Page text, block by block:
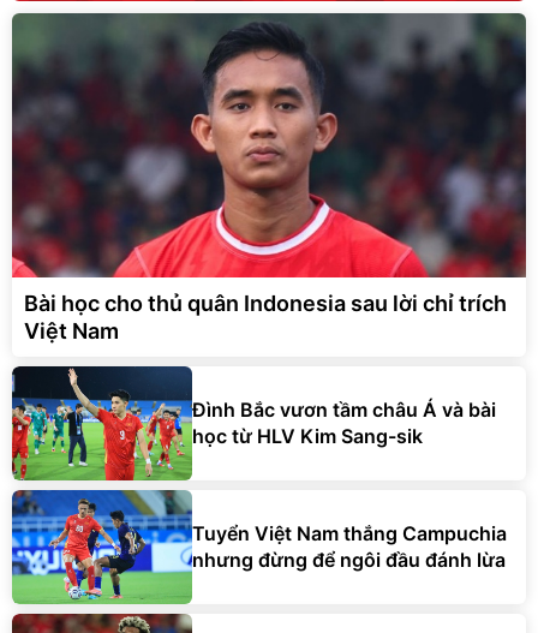
Bài học cho thủ quân Indonesia sau lời chỉ trích
Việt Nam
Đình Bắc vươn tầm châu Á và bài
học từ HLV Kim Sang-sik
Tuyển Việt Nam thắng Campuchia
nhưng đừng để ngôi đầu đánh lừa